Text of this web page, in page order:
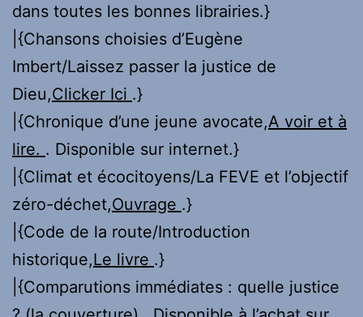
dans toutes les bonnes librairies.}
|{Chansons choisies d’Eugène
Imbert/Laissez passer la justice de
Dieu,Clicker Ici .}
|{Chronique d’une jeune avocate,A voir et à
lire. . Disponible sur internet.}
|{Climat et écocitoyens/La FEVE et l’objectif
zéro-déchet,Ouvrage .}
|{Code de la route/Introduction
historique,Le livre .}
|{Comparutions immédiates : quelle justice